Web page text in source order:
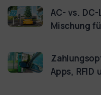
AC- vs.
Mischung
Apps, RFID